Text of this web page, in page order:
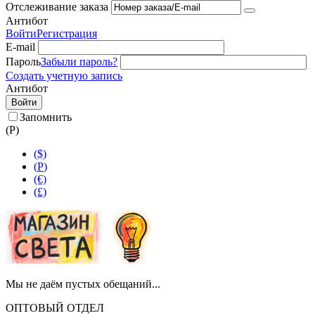
Отслеживание заказа
Антибот
ВойтиРегистрация
E-mail
ПарольЗабыли пароль?
Создать учетную запись
Антибот
Войти
Запомнить
(Р)
($)
(Р)
(€)
(£)
Мы не даём пустых обещаний...
ОПТОВЫЙ ОТДЕЛ